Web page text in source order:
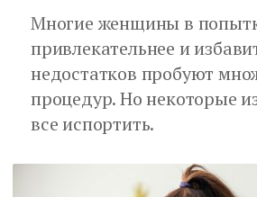
Многие женщины в
привлекательнее и
недостатков пробуют
процедур. Но некоторые
все испортить.